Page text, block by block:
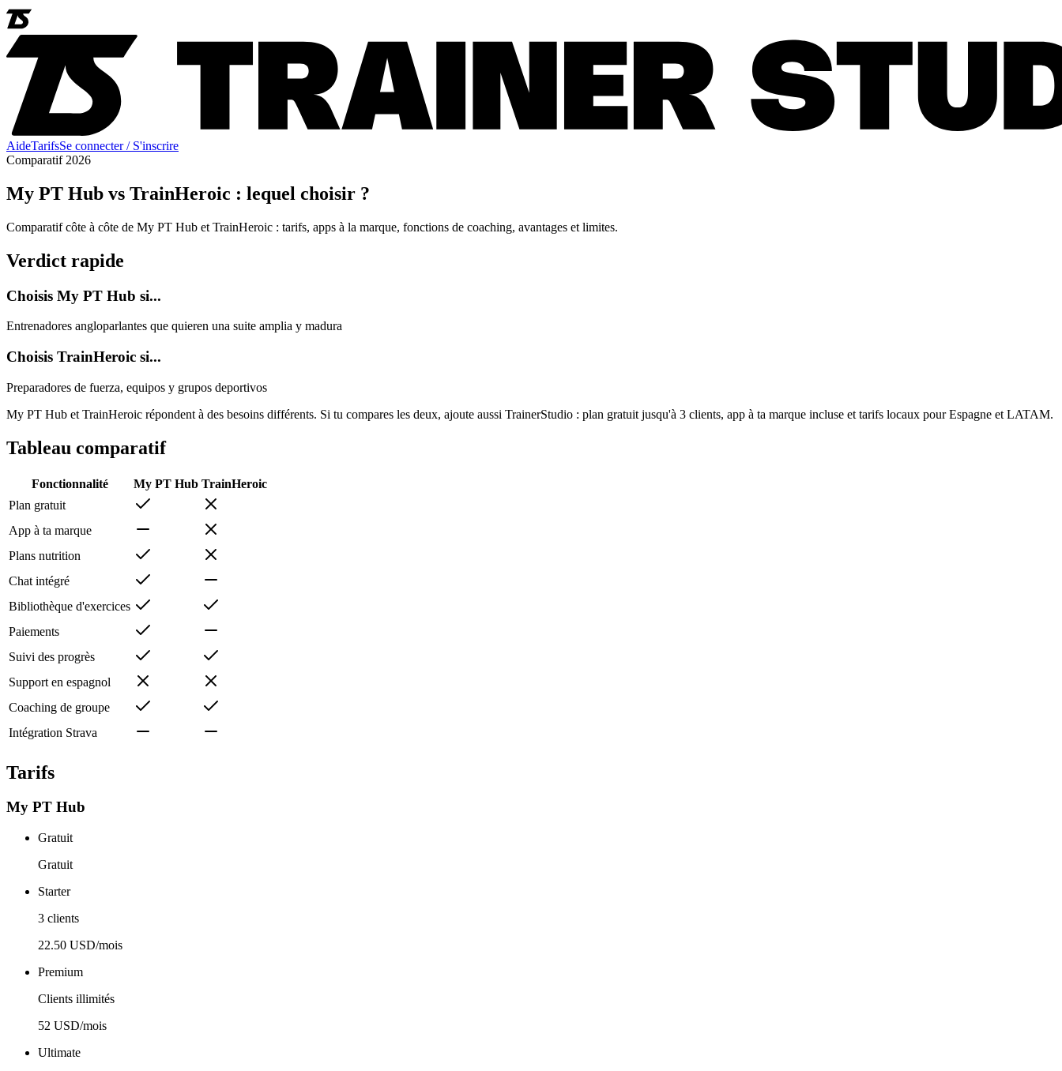
AideTarifsSe connecter / S'inscrire
Comparatif 2026
My PT Hub vs TrainHeroic : lequel choisir ?
Comparatif côte à côte de My PT Hub et TrainHeroic : tarifs, apps à la marque, fonctions de coaching, avantages et limites.
Verdict rapide
Choisis My PT Hub si...
Entrenadores angloparlantes que quieren una suite amplia y madura
Choisis TrainHeroic si...
Preparadores de fuerza, equipos y grupos deportivos
My PT Hub et TrainHeroic répondent à des besoins différents. Si tu compares les deux, ajoute aussi TrainerStudio : plan gratuit jusqu'à 3 clients, app à ta marque incluse et tarifs locaux pour Espagne et LATAM.
Tableau comparatif
Fonctionnalité My PT Hub TrainHeroic
Plan gratuit
App à ta marque
Plans nutrition
Chat intégré
Bibliothèque d'exercices
Paiements
Suivi des progrès
Support en espagnol
Coaching de groupe
Intégration Strava
Tarifs
My PT Hub
Gratuit
Gratuit
Starter
3 clients
22.50 USD/mois
Premium
Clients illimités
52 USD/mois
Ultimate